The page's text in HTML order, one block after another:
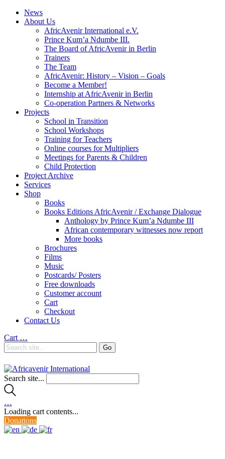
News
About Us
AfricAvenir International e.V.
Prince Kum’a Ndumbe III.
The Board of AfricAvenir in Berlin
Trainers
The Team
AfricAvenir: History – Vision – Goals
Become a Member!
Internship at AfricAvenir in Berlin
Co-operation Partners & Networks
Projects
School in Transition
School Workshops
Training for Teachers
Online courses for Multipliers
Meetings for Parents & Children
Child Protection
Project Archive
Services
Shop
Books
Books Editions AfricAvenir / Exchange Dialogue
Anthology by Prince Kum’a Ndumbe III
African contemporary witnesses now report
More books
Brochures
Films
Music
Postcards/ Posters
Free downloads
Customer account
Cart
Checkout
Contact Us
Cart …
Search site...
…
Loading cart contents...
Donations